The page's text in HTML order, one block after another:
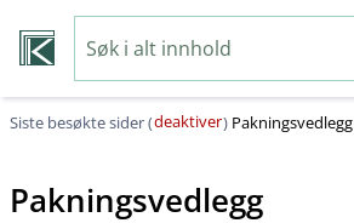
Siste besøkte sider (deaktiver) Pakningsvedlegg
Pakningsvedlegg